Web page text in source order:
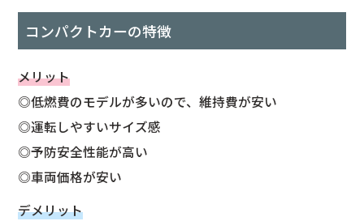
コンパクトカーの特徴
メリット
◎低燃費のモデルが多いので、維持費が安い
◎運転しやすいサイズ感
◎予防安全性能が高い
◎車両価格が安い
デメリット